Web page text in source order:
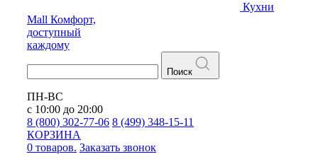
Кухни
Mall Комфорт,
доступный
каждому
Поиск
ПН-ВС
с 10:00 до 20:00
8 (800) 302-77-06 8 (499) 348-15-11
КОРЗИНА
0 товаров. Заказать звонок